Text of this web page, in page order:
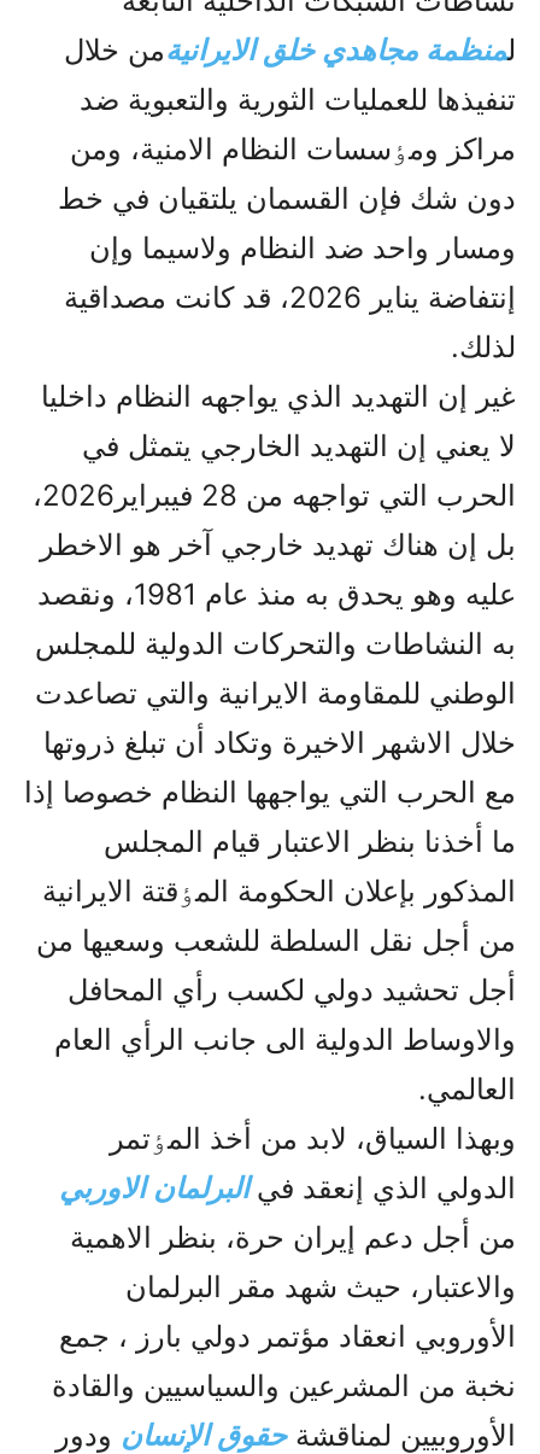
لمنظمة مجاهدي خلق الایرانیةمن خلال
تنفيذها للعمليات الثورية والتعبوية ضد
مراکز ومٶسسات النظام الامنية، ومن
دون شك فإن القسمان يلتقيان في خط
ومسار واحد ضد النظام ولاسيما وإن
إنتفاضة يناير 2026، قد کانت مصداقية
لذلك.
غير إن التهديد الذي يواجهه النظام داخليا
لا يعني إن التهديد الخارجي يتمثل في
الحرب التي تواجهه من 28 فيبراير2026،
بل إن هناك تهديد خارجي آخر هو الاخطر
عليه وهو يحدق به منذ عام 1981، ونقصد
به النشاطات والتحرکات الدولية للمجلس
الوطني للمقاومة الايرانية والتي تصاعدت
خلال الاشهر الاخيرة وتکاد أن تبلغ ذروتها
مع الحرب التي يواجهها النظام خصوصا إذا
ما أخذنا بنظر الاعتبار قيام المجلس
المذکور بإعلان الحکومة المٶقتة الايرانية
من أجل نقل السلطة للشعب وسعيها من
أجل تحشيد دولي لکسب رأي المحافل
والاوساط الدولية الى جانب الرأي العام
العالمي.
وبهذا السياق، لابد من أخذ المٶتمر
الدولي الذي إنعقد فيالبرلمان الاوربي
من أجل دعم إيران حرة، بنظر الاهمية
والاعتبار، حيث شهد مقر البرلمان
الأوروبي انعقاد مؤتمر دولي بارز ، جمع
نخبة من المشرعين والسياسيين والقادة
الأوروبيين لمناقشةحقوق الإنسان ودور